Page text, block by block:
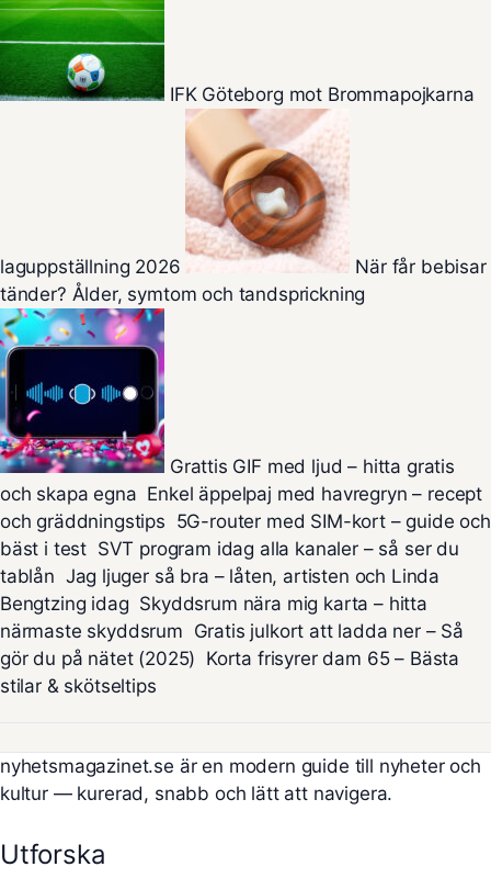
IFK Göteborg mot Brommapojkarna
laguppställning 2026
När får bebisar
tänder? Ålder, symtom och tandsprickning
Grattis GIF med ljud – hitta gratis
och skapa egna Enkel äppelpaj med havregryn – recept
och gräddningstips 5G-router med SIM-kort – guide och
bäst i test SVT program idag alla kanaler – så ser du
tablån Jag ljuger så bra – låten, artisten och Linda
Bengtzing idag Skyddsrum nära mig karta – hitta
närmaste skyddsrum Gratis julkort att ladda ner – Så
gör du på nätet (2025) Korta frisyrer dam 65 – Bästa
stilar & skötseltips
nyhetsmagazinet.se är en modern guide till nyheter och
kultur — kurerad, snabb och lätt att navigera.
Utforska